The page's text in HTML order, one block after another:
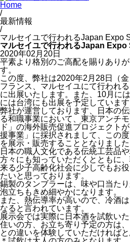
Home
/
最新情報
/
マルセイユで行われるJapan Expo
マルセイユで行われるJapan Expo
2020年02月20日
平素より格別のご高配を賜りあり
す。
この度、弊社は2020年2月28日（
フランス、マルセイユにて行われ
に出展いたします。また、10月に
には台湾にも出展を予定しています
弊社が運営しております、日本の
る和職事業において、東京アンチ
ド」の海外販売促進プロジェクト
援事業」に採択されまして、この
を展示・販売することとなりました
日本の職人文化である伝統工芸品
方々にも知っていただくとともに
来る少子高齢化社会に少しでもお
たいと思っております。
錫製のタンブラーは、味や口当た
泡立ちもきめ細やかになります。
また、熱伝導率が高いので、冷酒
なると言われています。
展示会では実際に日本酒を試飲い
住いの方、お立ち寄り予定の方は
との違いを体験していただければと